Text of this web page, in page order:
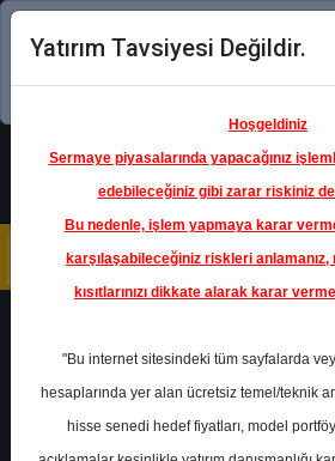
Şimdi uygulamayı
Yatırım Tavsiyesi Değildir.
Hoşgeldiniz
Sermaye piyasalarında yapacağınız
edebileceğiniz gibi zarar riskiniz
Bu nedenle, işlem yapmaya karar
karşılaşabileceğiniz riskleri
kısıtlarınızı dikkate alarak karar
"Bu internet sitesindeki tüm sayfalarda
hesaplarında yer alan ücretsiz temel/teknik
hisse senedi hedef fiyatları, model